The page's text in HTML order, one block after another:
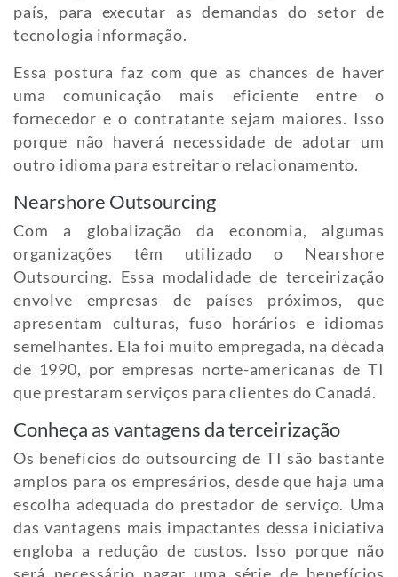
país, para executar as demandas do setor de
tecnologia informação.
Essa postura faz com que as chances de haver
uma comunicação mais eficiente entre o
fornecedor e o contratante sejam maiores. Isso
porque não haverá necessidade de adotar um
outro idioma para estreitar o relacionamento.
Nearshore Outsourcing
Com a globalização da economia, algumas
organizações têm utilizado o Nearshore
Outsourcing. Essa modalidade de terceirização
envolve empresas de países próximos, que
apresentam culturas, fuso horários e idiomas
semelhantes. Ela foi muito empregada, na década
de 1990, por empresas norte-americanas de TI
que prestaram serviços para clientes do Canadá.
Conheça as vantagens da terceirização
Os benefícios do outsourcing de TI são bastante
amplos para os empresários, desde que haja uma
escolha adequada do prestador de serviço. Uma
das vantagens mais impactantes dessa iniciativa
engloba a redução de custos. Isso porque não